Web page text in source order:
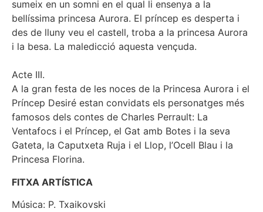
sumeix en un somni en el qual li ensenya a la
bellíssima princesa Aurora. El príncep es desperta i
des de lluny veu el castell, troba a la princesa Aurora
i la besa. La maledicció aquesta vençuda.
Acte III.
A la gran festa de les noces de la Princesa Aurora i el
Príncep Desiré estan convidats els personatges més
famosos dels contes de Charles Perrault: La
Ventafocs i el Príncep, el Gat amb Botes i la seva
Gateta, la Caputxeta Ruja i el Llop, l’Ocell Blau i la
Princesa Florina.
FITXA ARTÍSTICA
Música: P. Txaikovski